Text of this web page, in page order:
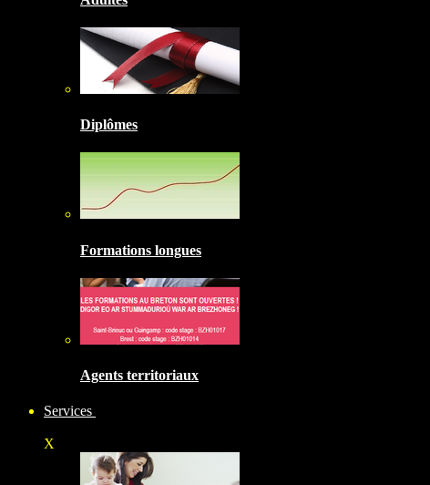
Diplômes
Formations longues
Agents territoriaux
Services
X